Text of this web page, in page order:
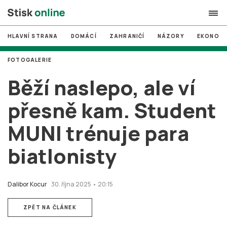
search
# MUNI
# Brno
# volby
login PŘIHLÁSIT SE
Zapomněli jste heslo?
HLAVNÍ STRANA DOMÁCÍ ZAHRANIČÍ NÁZORY
Běží naslepo, ale ví
přesně kam. Student
MUNI trénuje para
biatlonisty
Dalibor Kocur 30. října 2025 • 20:15
FOTOGALERIE
ZPĚT NA ČLÁNEK